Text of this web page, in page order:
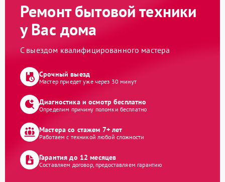
Ремонт бытовой техники
у Вас дома
С выездом квалифицированного мастера
Срочный выезд
Мастер приедет уже через 30 минут
Диагностика и осмотр бесплатно
Определим причину поломки бесплатно
Мастера со стажем 7+ лет
Работаем с техникой любой сложности
Гарантия до 12 месяцев
Составляем договор, предоставляем гарантию